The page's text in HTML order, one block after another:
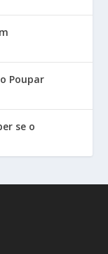
Poupar
se o